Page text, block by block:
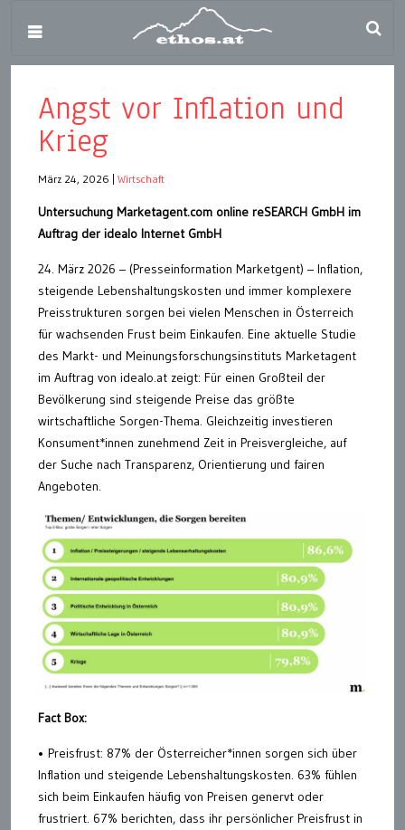
Angst vor Inflation und
Krieg
März 24, 2026 Wirtschaft
Untersuchung Marketagent.com online reSEARCH GmbH im
Auftrag der idealo Internet GmbH
24. März 2026 – (Presseinformation Marketgent) – Inflation,
steigende Lebenshaltungskosten und immer komplexere
Preisstrukturen sorgen bei vielen Menschen in Österreich
für wachsenden Frust beim Einkaufen. Eine aktuelle Studie
des Markt- und Meinungsforschungsinstituts Marketagent
im Auftrag von idealo.at zeigt: Für einen Großteil der
Bevölkerung sind steigende Preise das größte
wirtschaftliche Sorgen-Thema. Gleichzeitig investieren
Konsument*innen zunehmend Zeit in Preisvergleiche, auf
der Suche nach Transparenz, Orientierung und fairen
Angeboten.
Fact Box:
• Preisfrust: 87% der Österreicher*innen sorgen sich über
Inflation und steigende Lebenshaltungskosten. 63% fühlen
sich beim Einkaufen häufig von Preisen genervt oder
frustriert. 67% berichten, dass ihr persönlicher Preisfrust in